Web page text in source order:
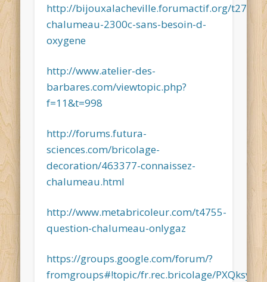
http://bijouxalacheville.forumactif.org/t2756-
chalumeau-2300c-sans-besoin-d-
oxygene
http://www.atelier-des-
barbares.com/viewtopic.php?
f=11&t=998
http://forums.futura-
sciences.com/bricolage-
decoration/463377-connaissez-
chalumeau.html
http://www.metabricoleur.com/t4755-
question-chalumeau-onlygaz
https://groups.google.com/forum/?
fromgroups#!topic/fr.rec.bricolage/